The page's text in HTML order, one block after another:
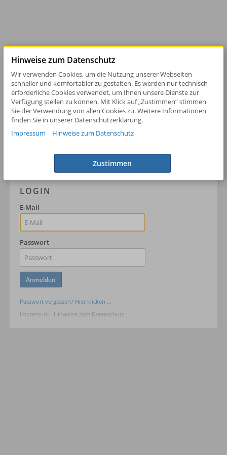
INVENTORY SYSTEM
LOGIN
E-Mail
Passwort
Anmelden
Passwort vergessen? Hier klicken …
Impressum
Hinweise zum Datenschutz
Hinweise zum Datenschutz
Wir verwenden Cookies, um die Nutzung unserer Webseiten
schneller und komfortabler zu gestalten. Es werden nur technisch
erforderliche Cookies verwendet, um Ihnen unsere Dienste zur
Verfügung stellen zu können. Mit Klick auf „Zustimmen“ stimmen
Sie der Verwendung von allen Cookies zu. Weitere Informationen
finden Sie in unserer Datenschutzerklärung.
Impressum
Hinweise zum Datenschutz
Zustimmen